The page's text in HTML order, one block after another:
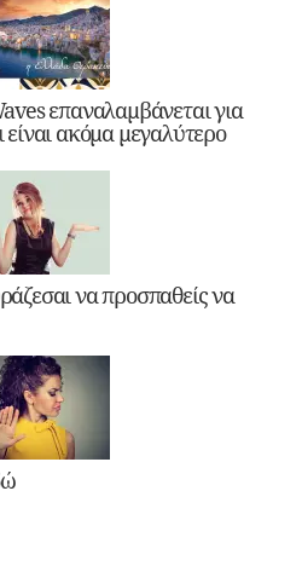
επαναλαμβάνεται για
είναι ακόμα μεγαλύτερο
να προσπαθείς να